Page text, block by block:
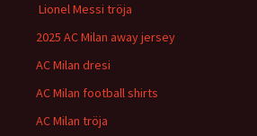
Lionel Messi tröja
2025 AC Milan away jersey
AC Milan dresi
AC Milan football shirts
AC Milan tröja